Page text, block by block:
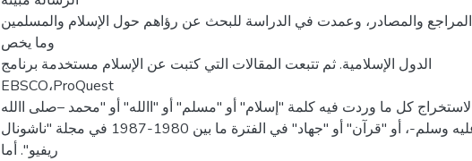
المراجع والمصادر، وعمدت في الدراسة للبحث عن رؤاهم حول الإسلام والمسلمين
وما يخص
الدول الإسلامية. ثم تتبعت المقالات التي كتبت عن الإسلام مستخدمة برنامج
EBSCO،ProQuest
لاستخراج كل ما وردت فيه كلمة "إسلام" أو "مسلم" أو "االله" أو "محمد –صلى االله
عليه وسلم-، أو "قرآن" أو "جهاد" في الفترة ما بين 1980-1987 في مجلة "ناشونال
ريفيو". أما